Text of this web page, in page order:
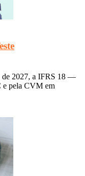
de 2027, a IFRS 18 —
e pela CVM em